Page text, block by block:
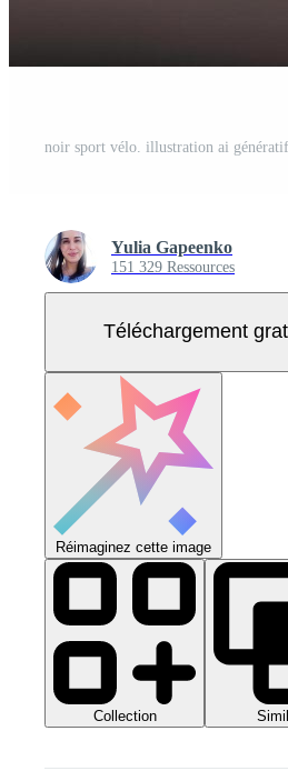
noir sport vélo. illustration ai
Yulia Gapeenko
151 329 Ressources
Téléchargement
Réimaginez cette image
Collection